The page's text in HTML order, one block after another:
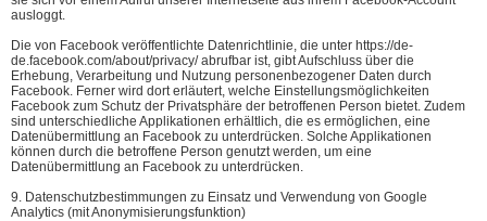
ausloggt.
Die von Facebook veröffentlichte Datenrichtlinie, die unter https://de-
de.facebook.com/about/privacy/ abrufbar ist, gibt Aufschluss über die
Erhebung, Verarbeitung und Nutzung personenbezogener Daten durch
Facebook. Ferner wird dort erläutert, welche Einstellungsmöglichkeiten
Facebook zum Schutz der Privatsphäre der betroffenen Person bietet. Zudem
sind unterschiedliche Applikationen erhältlich, die es ermöglichen, eine
Datenübermittlung an Facebook zu unterdrücken. Solche Applikationen
können durch die betroffene Person genutzt werden, um eine
Datenübermittlung an Facebook zu unterdrücken.
9. Datenschutzbestimmungen zu Einsatz und Verwendung von Google
Analytics (mit Anonymisierungsfunktion)